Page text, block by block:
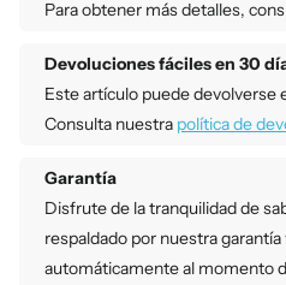
Para obtener más detalles,
Devoluciones fáciles en 30
Este artículo puede devolverse
Consulta nuestra política de
Garantía
Disfrute de la tranquilidad de
respaldado por nuestra
automáticamente al momento